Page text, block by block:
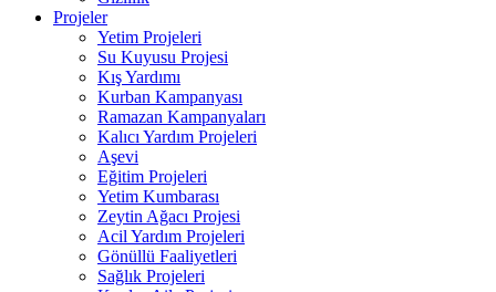
Projeler
Yetim Projeleri
Su Kuyusu Projesi
Kış Yardımı
Kurban Kampanyası
Ramazan Kampanyaları
Kalıcı Yardım Projeleri
Aşevi
Eğitim Projeleri
Yetim Kumbarası
Zeytin Ağacı Projesi
Acil Yardım Projeleri
Gönüllü Faaliyetleri
Sağlık Projeleri